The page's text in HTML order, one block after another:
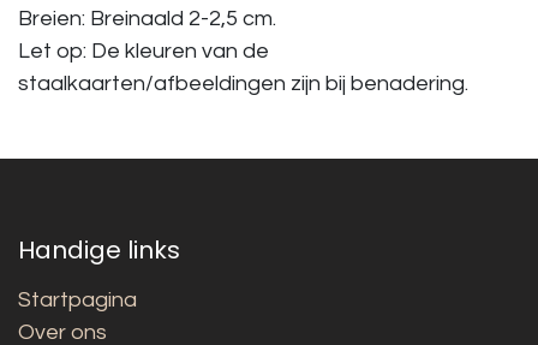
Breien: Breinaald 2-2,5 cm.
Let op: De kleuren van de
staalkaarten/afbeeldingen zijn bij benadering.
Handige links
Startpagina
Over ons